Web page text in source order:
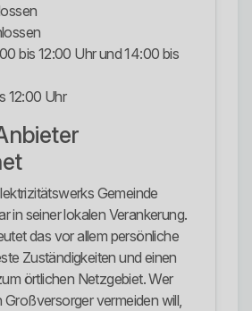
bis 12:00 Uhr und 14:00 bis
12:00 Uhr
Gemeinde
in seiner lokalen Verankerung.
das vor allem persönliche
Zuständigkeiten und einen
örtlichen Netzgebiet. Wer
vermeiden will,